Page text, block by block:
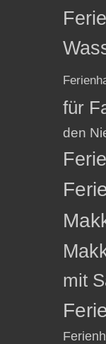
für
den
mit